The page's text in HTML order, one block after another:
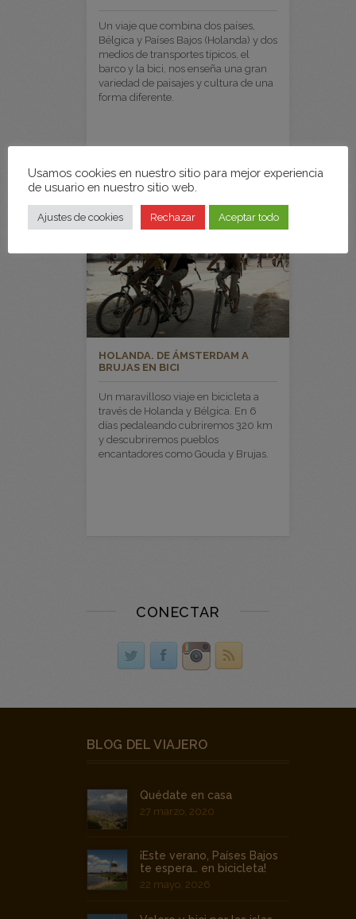
Un viaje que combina dos países,
Bélgica y Países Bajos (Holanda) y dos
medios de transportes típicos, el
barco y la bici, nos enseña una gran
variedad de paisajes y cultura de una
forma diferente.
HOLANDA. DE ÁMSTERDAM A
BRUJAS EN BICI
Un maravilloso viaje en bicicleta a
través de Holanda y Bélgica. En 6
días pedaleando cubriremos 320 km
y descubriremos pueblos
encantadores como Gouda y Brujas.
CONECTAR
BLOG DEL VIAJERO
Quédate en casa
27 marzo, 2020
¡Este verano, Países Bajos
te espera… en bicicleta!
22 mayo, 2026
Usamos cookies en nuestro sitio para mejor experiencia
de usuario en nuestro sitio web.
Ajustes de cookies Rechazar Aceptar todo